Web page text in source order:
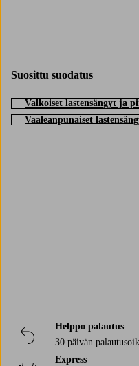
Suosittu suodatus
Valkoiset lastensängyt ja
Vaaleanpunaiset
Helppo palautus
30 päivän
Express